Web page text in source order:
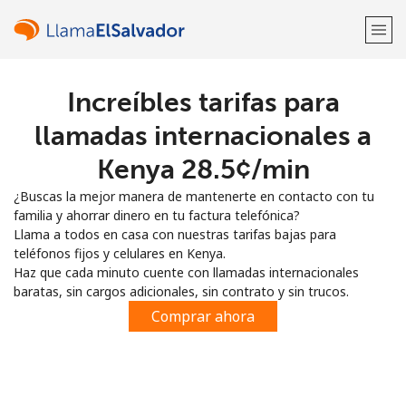
¡Bienvenido!
Regístrate con
o
Increíbles tarifas para
llamadas internacionales a
Kenya ⁦28.5¢⁩/min
¿Buscas la mejor manera de mantenerte en contacto con tu
familia y ahorrar dinero en tu factura telefónica?
Llama a todos en casa con nuestras tarifas bajas para
teléfonos fijos y celulares en Kenya.
Haz que cada minuto cuente con llamadas internacionales
baratas, sin cargos adicionales, sin contrato y sin trucos.
Comprar ahora